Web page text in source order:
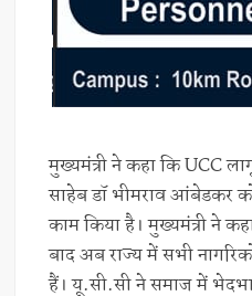
मुख्यमंत्री ने कहा कि UCC
साहेब डॉ भीमराव आंबेडकर
काम किया है। मुख्यमंत्री ने
बाद अब राज्य में सभी
हैं। यू.सी.सी ने समाज में